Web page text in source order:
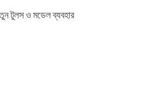
টুলস ও মডেল ব্যবহার